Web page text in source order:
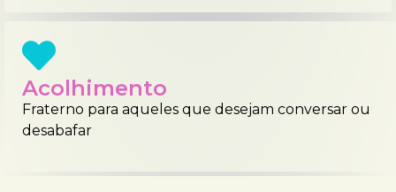
Acolhimento
Fraterno para aqueles que desejam conversar ou
desabafar